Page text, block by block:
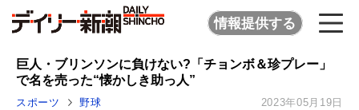
情報提供する
巨人・ブリンソンに負けない?「チョンボ＆珍プレー」
で名を売った“懐かしき助っ人”
スポーツ 野球 2023年05月19日